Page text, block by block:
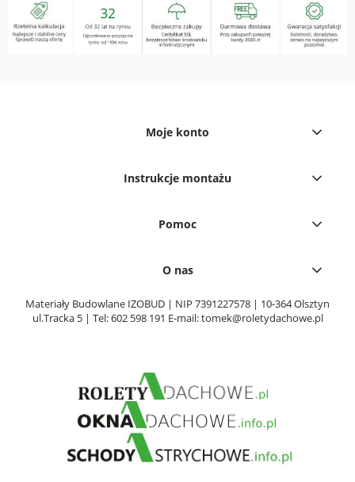
Moje konto
Instrukcje montażu
Pomoc
O nas
Materiały Budowlane IZOBUD | NIP 7391227578 | 10-364 Olsztyn
ul.Tracka 5 | Tel:602 598 191 E-mail:tomek@roletydachowe.pl